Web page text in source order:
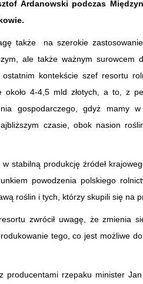
Ardanowski podczas
także na szerokie
ale także ważnym surowcem
kontekście szef resortu
około 4-4,5 mld złotych, a to, z
gospodarczego, gdyż mamy
czasie, obok nasion
stabilną produkcję źródeł
powodzenia polskiego
roślin i tych, którzy skupili się na
zwrócił uwagę, że zmienia
tego, co jest możliwe
producentami rzepaku minister